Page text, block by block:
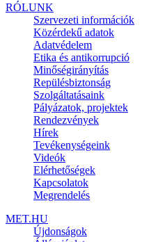
RÓLUNK
Szervezeti információk
Közérdekű adatok
Adatvédelem
Etika és antikorrupció
Minőségirányítás
Repülésbiztonság
Szolgáltatásaink
Pályázatok, projektek
Rendezvények
Hírek
Tevékenységeink
Videók
Elérhetőségek
Kapcsolatok
Megrendelés
MET.HU
Újdonságok